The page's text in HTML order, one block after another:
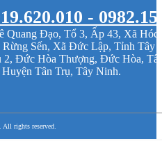
-
Quang Đạo, Tổ 3, Ấp 43, Xã Hóc
Sến, Xã Đức Lập, Tỉnh Tây
2, Đức Hòa Thượng, Đức Hòa,
Tân Trụ, Tây Ninh.
rights reserved.